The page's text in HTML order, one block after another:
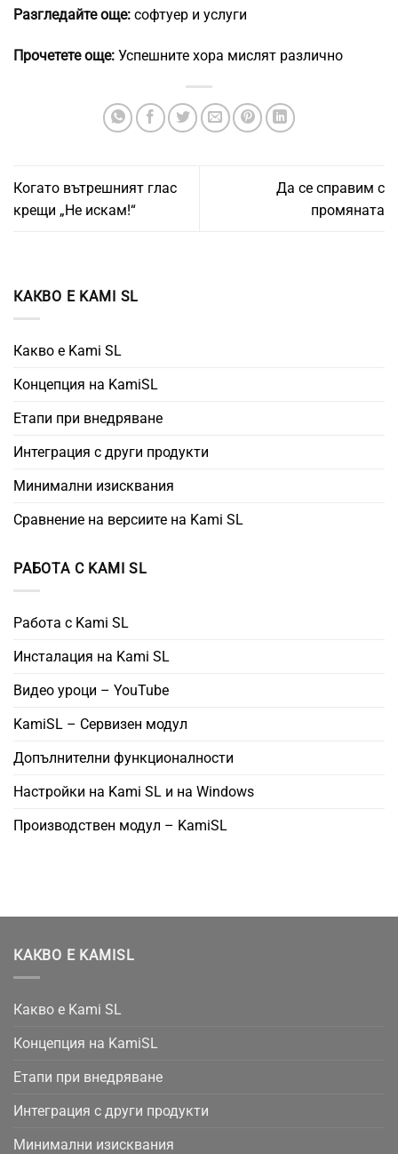
Разгледайте още: софтуер и услуги
Прочетете още: Успешните хора мислят различно
Когато вътрешният глас
крещи „Не искам!“
Да се справим с
промяната
КАКВО Е KAMI SL
Какво е Kami SL
Концепция на KamiSL
Етапи при внедряване
Интеграция с други продукти
Минимални изисквания
Сравнение на версиите на Kami SL
РАБОТА С KAMI SL
Работа с Kami SL
Инсталация на Kami SL
Видео уроци – YouTube
KamiSL – Сервизен модул
Допълнителни функционалности
Настройки на Kami SL и на Windows
Производствен модул – KamiSL
КАКВО Е KAMISL
Какво е Kami SL
Концепция на KamiSL
Етапи при внедряване
Интеграция с други продукти
Минимални изисквания